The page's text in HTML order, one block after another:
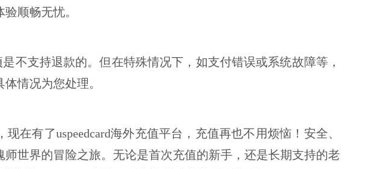
顺畅无忧。
不支持退款的。但在特殊情况下，如支付错误或系统故障等，
情况为您处理。
现在有了uspeedcard海外充值平台，充值再也不用烦恼！安全、
世界的冒险之旅。无论是首次充值的新手，还是长期支持的老